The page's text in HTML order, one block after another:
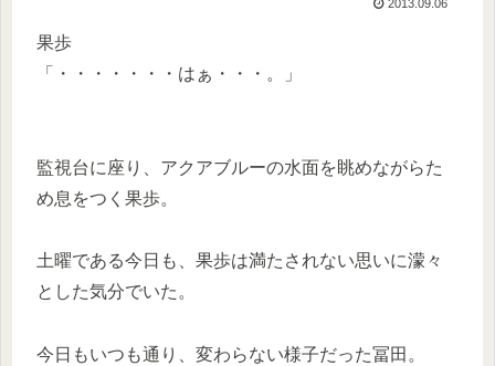
2013.09.06
果歩
「・・・・・・・はぁ・・・。」
監視台に座り、アクアブルーの水面を眺めながらた
め息をつく果歩。
土曜である今日も、果歩は満たされない思いに濛々
とした気分でいた。
今日もいつも通り、変わらない様子だった冨田。